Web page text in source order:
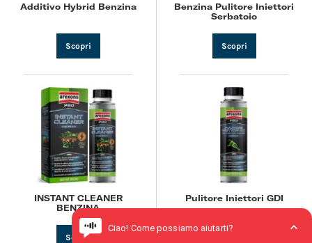
Additivo Hybrid Benzina
Scopri
Benzina Pulitore Iniettori
Serbatoio
Scopri
INSTANT CLEANER
BENZINA
Scopri
Pulitore Iniettori GDI